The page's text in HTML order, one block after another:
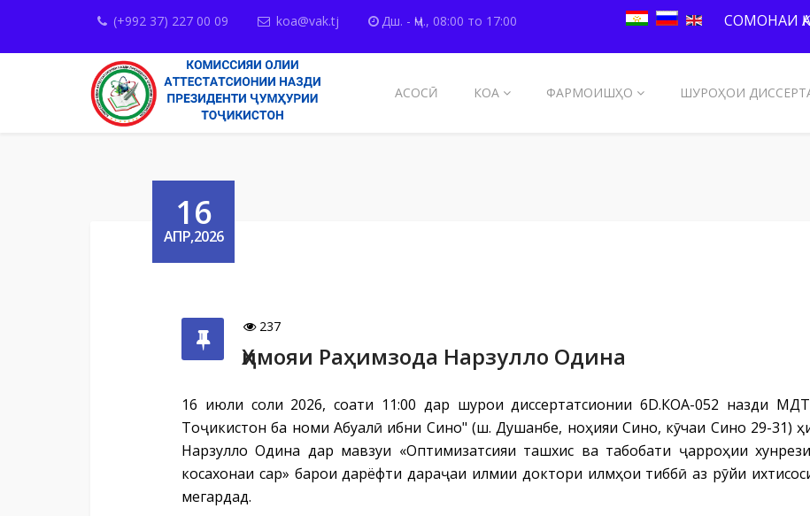
(+992 37) 227 00 09 koa@vak.tj Дш. - Ҷм., 08:00 то 17:00 СОМОНАИ
АСОСӢ КОА ФАРМОИШҲО ШУРОҲОИ
16
АПР,2026
237
Ҳимояи Раҳимзода Нарзулло Одина
16 июли соли 2026, соати 11:00 дар шурои диссертатсионии 6D.КОА-052 назди
Тоҷикистон ба номи Абуалӣ ибни Сино" (ш. Душанбе, ноҳияи Сино, кӯчаи Сино 29-31)
Нарзулло Одина дар мавзуи «Оптимизатсияи ташхис ва табобати ҷарроҳии
косахонаи сар» барои дарёфти дараҷаи илмии доктори илмҳои тиббӣ аз рӯйи
мегардад.